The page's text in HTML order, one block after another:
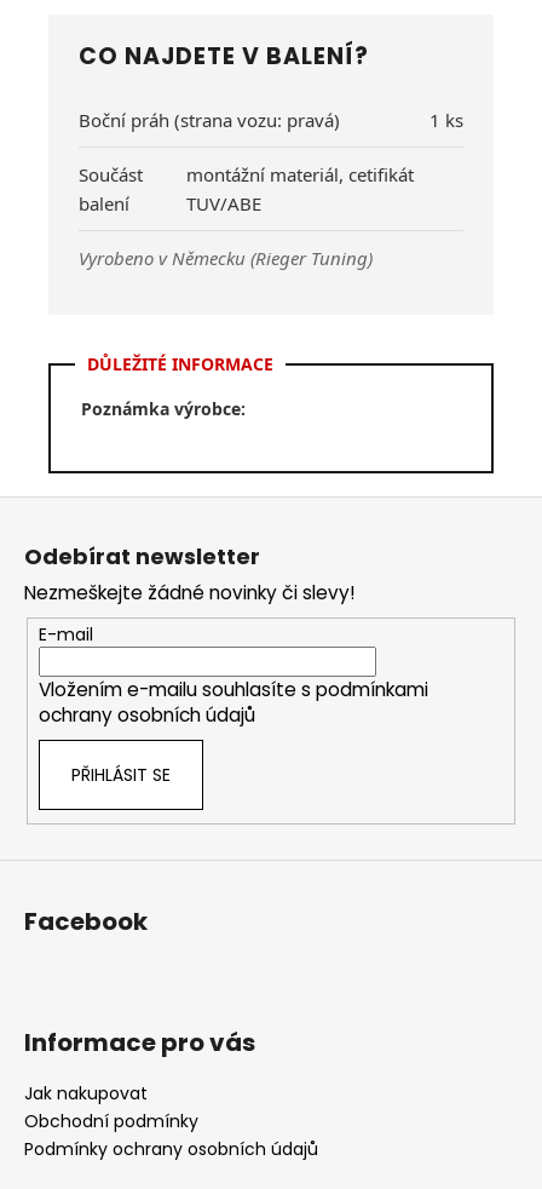
CO NAJDETE V BALENÍ?
Boční práh (strana vozu: pravá) 1 ks
Součást
balení
montážní materiál, cetifikát
TUV/ABE
Vyrobeno v Německu (Rieger Tuning)
DŮLEŽITÉ INFORMACE
Poznámka výrobce:
Z
Odebírat newsletter
Nezmeškejte žádné novinky či slevy!
E-mail
Vložením e-mailu souhlasíte s podmínkami
ochrany osobních údajů
PŘIHLÁSIT SE
Facebook
Informace pro vás
Jak nakupovat
Obchodní podmínky
Podmínky ochrany osobních údajů